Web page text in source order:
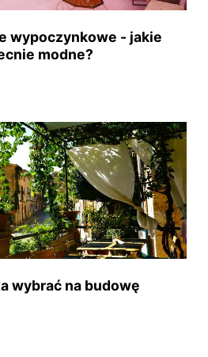
wypoczynkowe - jakie
modne?
wybrać na budowę